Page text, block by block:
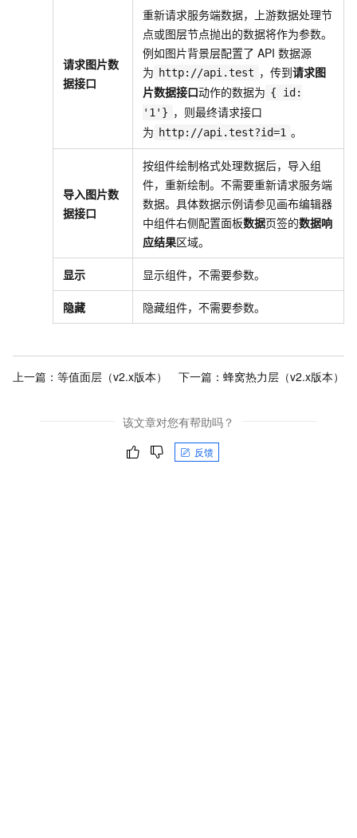
请求图片数
据接口
重新请求服务端数据，上游数据处理节
点或图层节点抛出的数据将作为参数。
例如图片背景层配置了 API 数据源
为 http://api.test ，传到请求图
片数据接口动作的数据为 { id:
'1'} ，则最终请求接口
为 http://api.test?id=1 。
导入图片数
据接口
按组件绘制格式处理数据后，导入组
件，重新绘制。不需要重新请求服务端
数据。具体数据示例请参见画布编辑器
中组件右侧配置面板数据页签的数据响
应结果区域。
显示 显示组件，不需要参数。
隐藏 隐藏组件，不需要参数。
上一篇： 等值面层（v2.x版本） 下一篇： 蜂窝热力层（v2.x版本）
该文章对您有帮助吗？
反馈